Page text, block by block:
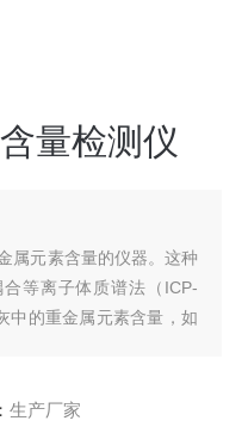
量检测仪
属元素含量的仪器。这种
等离子体质谱法（ICP-
中的重金属元素含量，如
生产厂家